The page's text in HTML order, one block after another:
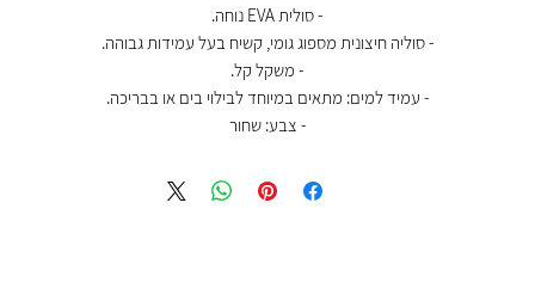
- סולית EVA נוחה.
- סוליה חיצונית מספוג גומי, קשיח בעל עמידות גבוהה.
- משקל קל.
- עמיד למים: מתאים במיוחד לבילוי בים או בבריכה.
- צבע: שחור